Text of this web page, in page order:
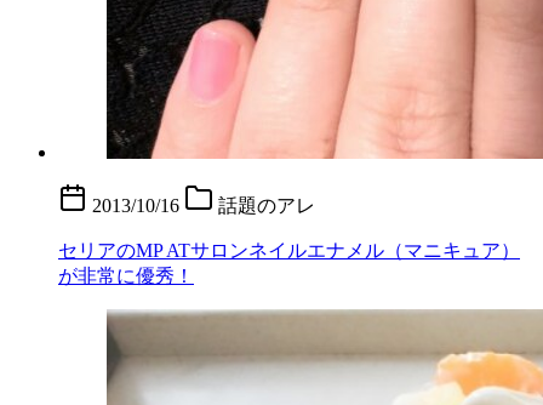
2013/10/16 話題のアレ
セリアのMP ATサロンネイルエナメル（マニキュア）
が非常に優秀！